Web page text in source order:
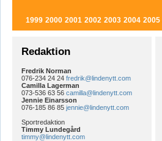
1999 2000 2001 2002 2003 2004 2005
Redaktion
Fredrik Norman
076-234 24 24 fredrik@lindenytt.com
Camilla Lagerman
073-536 63 56 camilla@lindenytt.com
Jennie Einarsson
076-185 86 85 jennie@lindenytt.com
Sportredaktion
Timmy Lundegård
timmy@lindenytt.com